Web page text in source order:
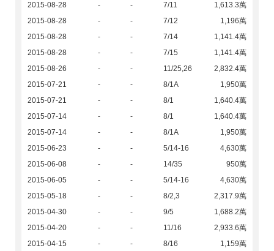
2015-08-28
- - 7/11
1,613.3萬
2015-08-28
- - 7/12
1,196萬
2015-08-28
- - 7/14
1,141.4萬
2015-08-28
- - 7/15
1,141.4萬
2015-08-26
- - 11/25,26
2,832.4萬
2015-07-21
- - 8/1A
1,950萬
2015-07-21
- - 8/1
1,640.4萬
2015-07-14
- - 8/1
1,640.4萬
2015-07-14
- - 8/1A
1,950萬
2015-06-23
- - 5/14-16
4,630萬
2015-06-08
- - 14/35
950萬
2015-06-05
- - 5/14-16
4,630萬
2015-05-18
- - 8/2,3
2,317.9萬
2015-04-30
- - 9/5
1,688.2萬
2015-04-20
- - 11/16
2,933.6萬
2015-04-15
- - 8/16
1,159萬